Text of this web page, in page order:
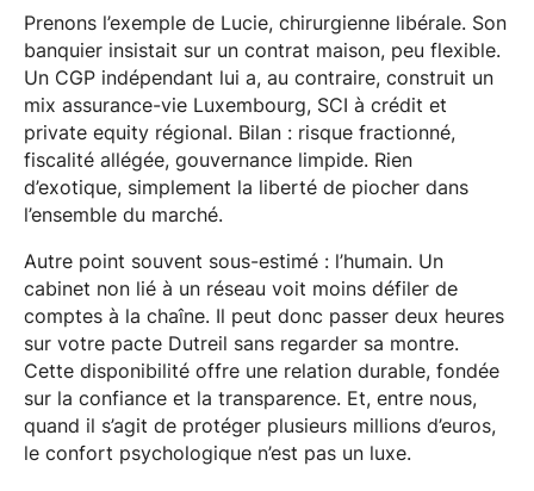
Prenons l’exemple de Lucie, chirurgienne libérale. Son
banquier insistait sur un contrat maison, peu flexible.
Un CGP indépendant lui a, au contraire, construit un
mix assurance-vie Luxembourg, SCI à crédit et
private equity régional. Bilan : risque fractionné,
fiscalité allégée, gouvernance limpide. Rien
d’exotique, simplement la liberté de piocher dans
l’ensemble du marché.
Autre point souvent sous-estimé : l’humain. Un
cabinet non lié à un réseau voit moins défiler de
comptes à la chaîne. Il peut donc passer deux heures
sur votre pacte Dutreil sans regarder sa montre.
Cette disponibilité offre une relation durable, fondée
sur la confiance et la transparence. Et, entre nous,
quand il s’agit de protéger plusieurs millions d’euros,
le confort psychologique n’est pas un luxe.